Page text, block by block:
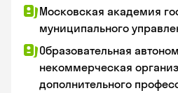
Московская академия
муниципального
Образовательная
некоммерческая
дополнительного